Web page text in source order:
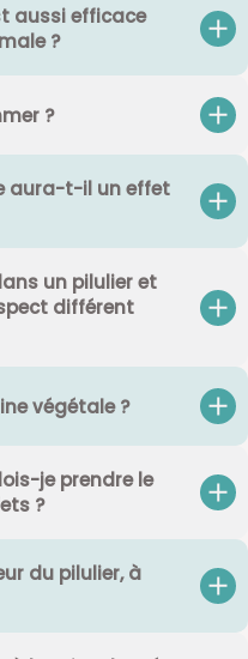
aussi efficace
?
?
aura-t-il un effet
un pilulier et
différent
végétale ?
je prendre le
?
du pilulier, à